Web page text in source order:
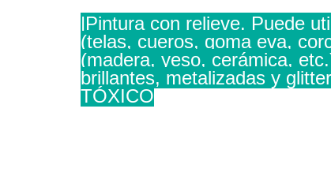
|Pintura con relieve. Puede
(telas, cueros, goma eva,
(madera, yeso, cerámica,
brillantes, metalizadas y
TÓXICO